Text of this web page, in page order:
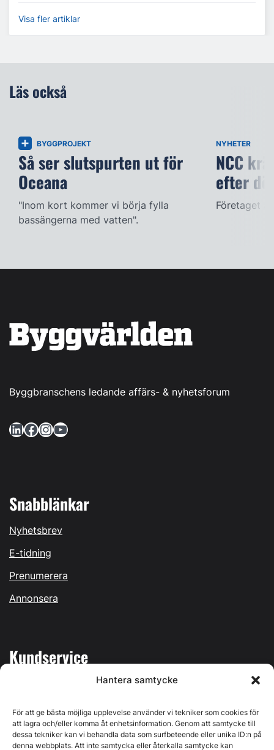
Hantera samtycke
För att ge bästa möjliga upplevelse använder vi tekniker som cookies för
att lagra och/eller komma åt enhetsinformation. Genom att samtycke till
dessa tekniker kan vi behandla data som surfbeteende eller unika ID:n på
denna webbplats. Att inte samtycka eller återkalla samtycke kan
Visa fler artiklar
Läs också
BYGGPROJEKT
Så ser slutspurten ut för
Oceana
"Inom kort kommer vi börja fylla
bassängerna med vatten".
NYHETER
NCC
efter
Företaget
Byggbranschens ledande affärs- & nyhetsforum
LinkedIn Facebook InstagramYouTube
Snabblänkar
Nyhetsbrev
E-tidning
Prenumerera
Annonsera
Kundservice
Kontakta oss